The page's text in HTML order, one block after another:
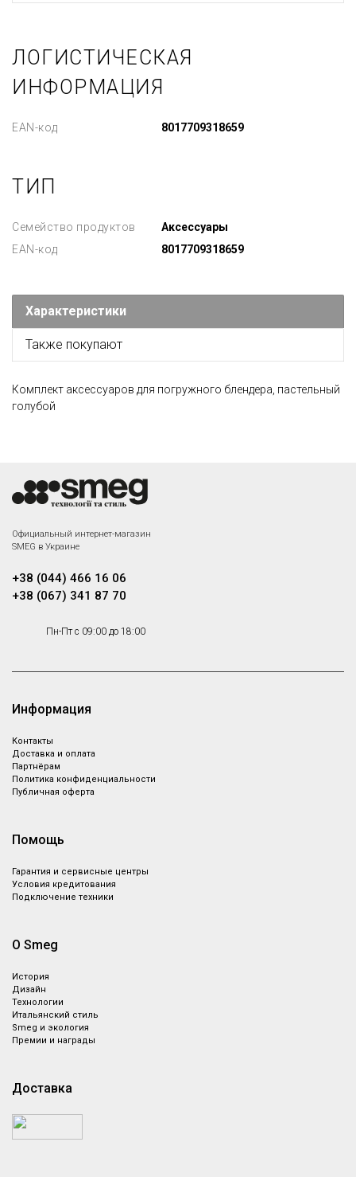
ЛОГИСТИЧЕСКАЯ
ИНФОРМАЦИЯ
EAN-код 8017709318659
ТИП
Семейство продуктов
Аксессуары
EAN-код
8017709318659
Характеристики
Также покупают
Комплект аксессуаров для погружного блендера, пастельный
голубой
Официальный интернет-магазин
SMEG в Украине
+38 (044) 466 16 06
+38 (067) 341 87 70
Пн-Пт с 09:00 до 18:00
Информация
Контакты
Доставка и оплата
Партнёрам
Политика конфиденциальности
Публичная оферта
Помощь
Гарантия и сервисные центры
Условия кредитования
Подключение техники
О Smeg
История
Дизайн
Технологии
Итальянский стиль
Smeg и экология
Премии и награды
Доставка